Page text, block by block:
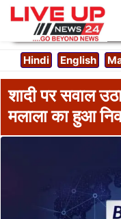
Hindi English
शादी पर सवाल
मलाला का हुआ